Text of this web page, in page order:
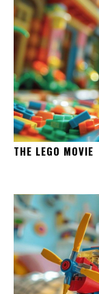
THE LEGO MOVIE